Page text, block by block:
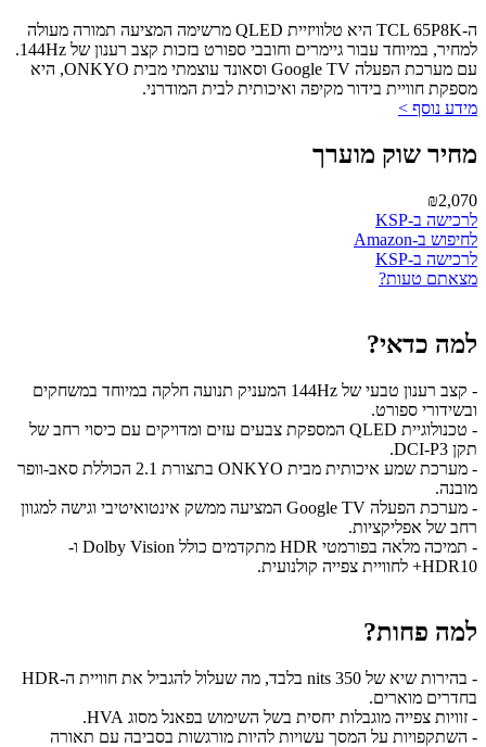
ה-TCL 65P8K היא טלוויזיית QLED מרשימה המציעה תמורה מעולה
למחיר, במיוחד עבור גיימרים וחובבי ספורט בזכות קצב רענון של 144Hz.
עם מערכת הפעלה Google TV וסאונד עוצמתי מבית ONKYO, היא
מספקת חוויית בידור מקיפה ואיכותית לבית המודרני.
מידע נוסף >
מחיר שוק מוערך
₪2,070
לרכישה ב-KSP
לחיפוש ב-Amazon
לרכישה ב-KSP
מצאתם טעות?
למה כדאי?
- קצב רענון טבעי של 144Hz המעניק תנועה חלקה במיוחד במשחקים
ובשידורי ספורט.
- טכנולוגיית QLED המספקת צבעים עזים ומדויקים עם כיסוי רחב של
תקן DCI-P3.
- מערכת שמע איכותית מבית ONKYO בתצורת 2.1 הכוללת סאב-וופר
מובנה.
- מערכת הפעלה Google TV המציעה ממשק אינטואיטיבי וגישה למגוון
רחב של אפליקציות.
- תמיכה מלאה בפורמטי HDR מתקדמים כולל Dolby Vision ו-
HDR10+ לחוויית צפייה קולנועית.
למה פחות?
- בהירות שיא של 350 nits בלבד, מה שעלול להגביל את חוויית ה-HDR
בחדרים מוארים.
- זוויות צפייה מוגבלות יחסית בשל השימוש בפאנל מסוג HVA.
- השתקפויות על המסך עשויות להיות מורגשות בסביבה עם תאורה